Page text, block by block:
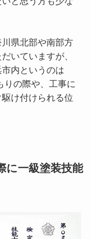
県北部や南部方
いていますが、
内というのは
りの際や、工事に
け付けられる位
に一級塗装技能